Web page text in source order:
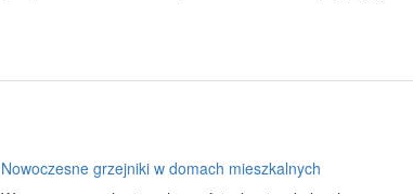
Nowoczesne grzejniki w domach mieszkalnych